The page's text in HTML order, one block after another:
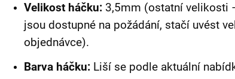
Velikost háčku: 3,5mm (ostatní velikosti
jsou dostupné na požádání, stačí uvést
objednávce).
Barva háčku: Liší se podle aktuální